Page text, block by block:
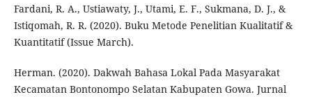
Fardani, R. A., Ustiawaty, J., Utami, E. F., Sukmana, D. J., &
Istiqomah, R. R. (2020). Buku Metode Penelitian Kualitatif &
Kuantitatif (Issue March).
Herman. (2020). Dakwah Bahasa Lokal Pada Masyarakat
Kecamatan Bontonompo Selatan Kabupaten Gowa. Jurnal